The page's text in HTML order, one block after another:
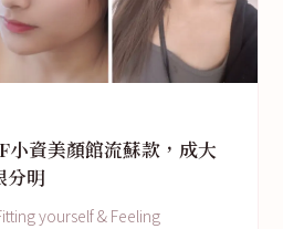
小資美顏館流蘇款，成大
分明
yourself & Feeling